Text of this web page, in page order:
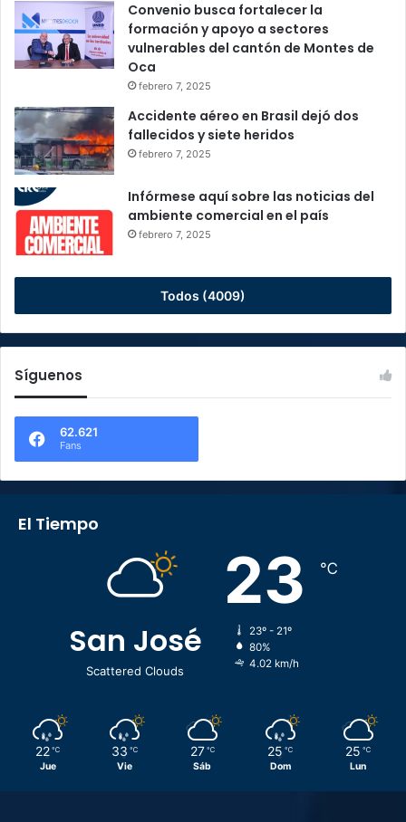
Convenio busca fortalecer la
formación y apoyo a sectores
vulnerables del cantón de Montes de
Oca
febrero 7, 2025
Accidente aéreo en Brasil dejó dos
fallecidos y siete heridos
febrero 7, 2025
Infórmese aquí sobre las noticias del
ambiente comercial en el país
febrero 7, 2025
Todos (4009)
Síguenos
62.621
Fans
El Tiempo
San José
Scattered Clouds
23 ℃
23º - 21º
80%
4.02 km/h
22 ℃
Jue
33 ℃
Vie
27 ℃
Sáb
25 ℃
Dom
25 ℃
Lun